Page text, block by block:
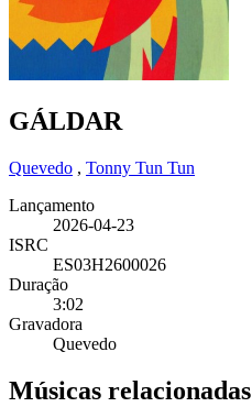
GÁLDAR
Quevedo , Tonny Tun Tun
Lançamento
2026-04-23
ISRC
ES03H2600026
Duração
3:02
Gravadora
Quevedo
Músicas relacionadas